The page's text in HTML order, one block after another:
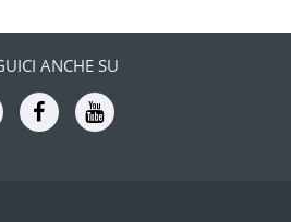
ANCHE SU